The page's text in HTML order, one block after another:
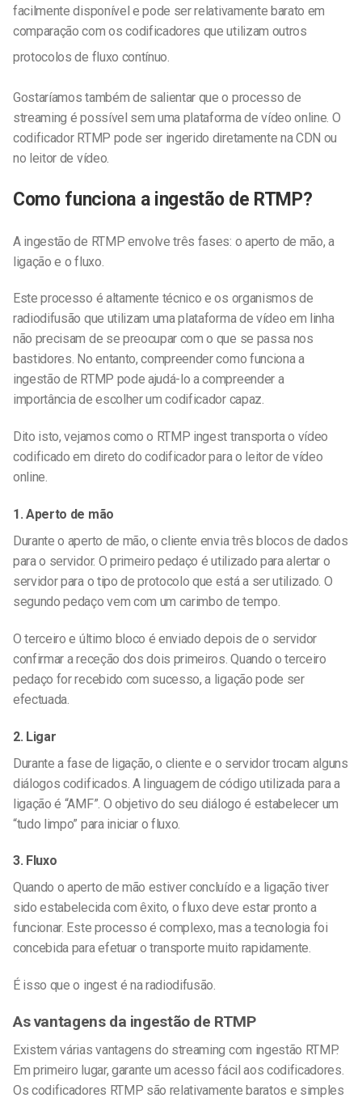
facilmente disponível e pode ser relativamente barato em
comparação com os codificadores que utilizam outros
protocolos de fluxo contínuo.
Gostaríamos também de salientar que o processo de
streaming é possível sem uma plataforma de vídeo online. O
codificador RTMP pode ser ingerido diretamente na CDN ou
no leitor de vídeo.
Como funciona a ingestão de RTMP?
A ingestão de RTMP envolve três fases: o aperto de mão, a
ligação e o fluxo.
Este processo é altamente técnico e os organismos de
radiodifusão que utilizam uma plataforma de vídeo em linha
não precisam de se preocupar com o que se passa nos
bastidores. No entanto, compreender como funciona a
ingestão de RTMP pode ajudá-lo a compreender a
importância de escolher um codificador capaz.
Dito isto, vejamos como o RTMP ingest transporta o vídeo
codificado em direto do codificador para o leitor de vídeo
online.
1. Aperto de mão
Durante o aperto de mão, o cliente envia três blocos de dados
para o servidor. O primeiro pedaço é utilizado para alertar o
servidor para o tipo de protocolo que está a ser utilizado. O
segundo pedaço vem com um carimbo de tempo.
O terceiro e último bloco é enviado depois de o servidor
confirmar a receção dos dois primeiros. Quando o terceiro
pedaço for recebido com sucesso, a ligação pode ser
efectuada.
2. Ligar
Durante a fase de ligação, o cliente e o servidor trocam alguns
diálogos codificados. A linguagem de código utilizada para a
ligação é “AMF”. O objetivo do seu diálogo é estabelecer um
“tudo limpo” para iniciar o fluxo.
3. Fluxo
Quando o aperto de mão estiver concluído e a ligação tiver
sido estabelecida com êxito, o fluxo deve estar pronto a
funcionar. Este processo é complexo, mas a tecnologia foi
concebida para efetuar o transporte muito rapidamente.
É isso que o ingest é na radiodifusão.
As vantagens da ingestão de RTMP
Existem várias vantagens do streaming com ingestão RTMP.
Em primeiro lugar, garante um acesso fácil aos codificadores.
Os codificadores RTMP são relativamente baratos e simples